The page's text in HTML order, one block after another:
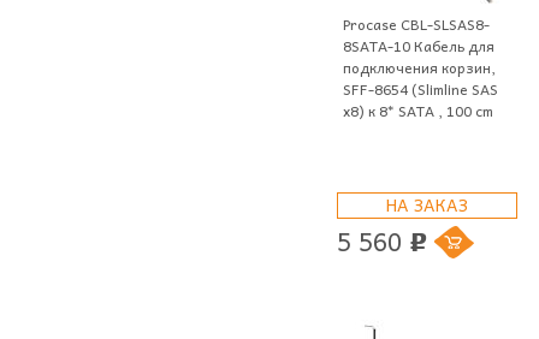
Procase CBL-SLSAS8-
8SATA-10 Кабель для
подключения корзин,
SFF-8654 (Slimline SAS
x8) к 8* SATA , 100 cm
НА ЗАКАЗ
5 560 p